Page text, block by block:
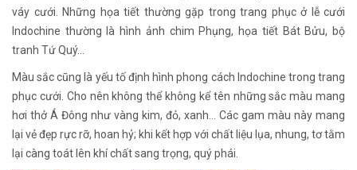
váy cưới. Những họa tiết thường gặp trong trang phục ở lễ cưới
Indochine thường là hình ảnh chim Phụng, họa tiết Bát Bửu, bộ
tranh Tứ Quý…
Màu sắc cũng là yếu tố định hình phong cách Indochine trong trang
phục cưới. Cho nên không thể không kể tên những sắc màu mang
hơi thở Á Đông như vàng kim, đỏ, xanh… Các gam màu này mang
lại vẻ đẹp rực rỡ, hoan hỷ; khi kết hợp với chất liệu lụa, nhung, tơ tằm
lại càng toát lên khí chất sang trọng, quý phái.